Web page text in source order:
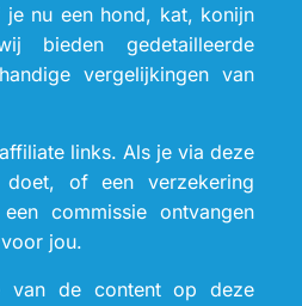
nu een hond, kat, konijn
bieden gedetailleerde
vergelijkingen van
links. Als je via deze
of een verzekering
commissie ontvangen
jou.
van de content op deze